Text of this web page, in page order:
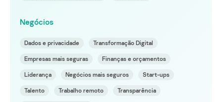
Negócios
Dados e privacidade Transformação Digital
Empresas mais seguras Finanças e orçamentos
Liderança Negócios mais seguros Start-ups
Talento Trabalho remoto Transparência